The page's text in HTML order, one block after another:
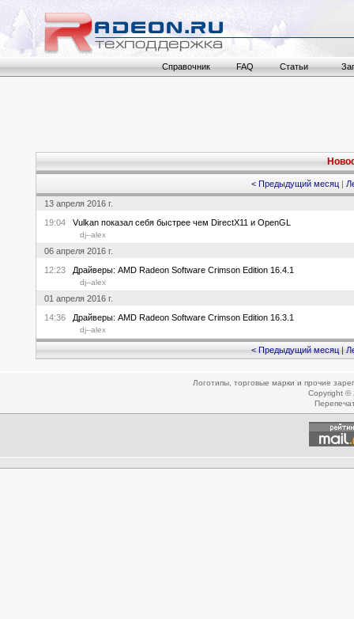
Справочник FAQ Статьи
< Предыдущий месяц |
13 апреля 2016 г.
19:04 Vulkan показал себя быстрее чем DirectX11 и OpenGL
dj--alex
06 апреля 2016 г.
12:23 Драйверы: AMD Radeon Software Crimson Edition 16.4.1
dj--alex
01 апреля 2016 г.
14:36 Драйверы: AMD Radeon Software Crimson Edition 16.3.1
dj--alex
< Предыдущий месяц|
Логотипы, торговые марки и прочие
Copyright ©